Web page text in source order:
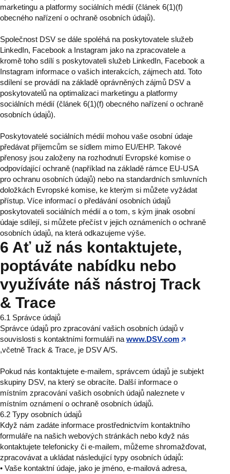
marketingu a platformy sociálních médií (článek 6(1)(f)
obecného nařízení o ochraně osobních údajů).
Společnost DSV se dále spoléhá na poskytovatele služeb
LinkedIn, Facebook a Instagram jako na zpracovatele a
kromě toho sdílí s poskytovateli služeb LinkedIn, Facebook a
Instagram informace o vašich interakcích, zájmech atd. Toto
sdílení se provádí na základě oprávněných zájmů DSV a
poskytovatelů na optimalizaci marketingu a platformy
sociálních médií (článek 6(1)(f) obecného nařízení o ochraně
osobních údajů).
Poskytovatelé sociálních médií mohou vaše osobní údaje
předávat příjemcům se sídlem mimo EU/EHP. Takové
přenosy jsou založeny na rozhodnutí Evropské komise o
odpovídající ochraně (například na základě rámce EU-USA
pro ochranu osobních údajů) nebo na standardních smluvních
doložkách Evropské komise, ke kterým si můžete vyžádat
přístup. Více informací o předávání osobních údajů
poskytovateli sociálních médií a o tom, s kým jinak osobní
údaje sdílejí, si můžete přečíst v jejich oznámeních o ochraně
osobních údajů, na která odkazujeme výše.
6 Ať už nás kontaktujete,
poptáváte nabídku nebo
využíváte náš nástroj Track
& Trace
6.1 Správce údajů
Správce údajů pro zpracování vašich osobních údajů v
souvislosti s kontaktními formuláři na www.DSV.com
,včetně Track & Trace, je DSV A/S.
Pokud nás kontaktujete e-mailem, správcem údajů je subjekt
skupiny DSV, na který se obracíte. Další informace o
místním zpracování vašich osobních údajů naleznete v
místním oznámení o ochraně osobních údajů.
6.2 Typy osobních údajů
Když nám zadáte informace prostřednictvím kontaktního
formuláře na našich webových stránkách nebo když nás
kontaktujete telefonicky či e-mailem, můžeme shromažďovat,
zpracovávat a ukládat následující typy osobních údajů:
• Vaše kontaktní údaje, jako je jméno, e-mailová adresa,